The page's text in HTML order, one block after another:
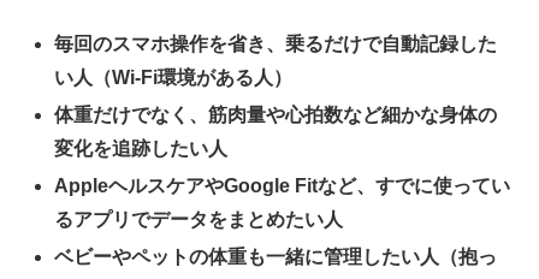
毎回のスマホ操作を省き、乗るだけで自動記録した
い人（Wi-Fi環境がある人）
体重だけでなく、筋肉量や心拍数など細かな身体の
変化を追跡したい人
AppleヘルスケアやGoogle Fitなど、すでに使ってい
るアプリでデータをまとめたい人
ベビーやペットの体重も一緒に管理したい人（抱っ